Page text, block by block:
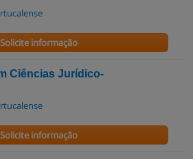
Solicite informação
Ciências Jurídico-
Solicite informação